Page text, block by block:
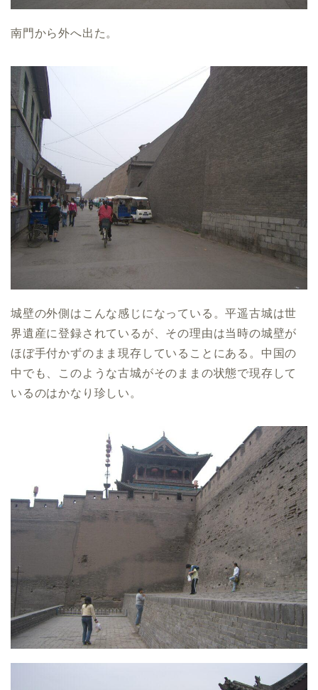
南門から外へ出た。
城壁の外側はこんな感じになっている。平遥古城は世
界遺産に登録されているが、その理由は当時の城壁が
ほぼ手付かずのまま現存していることにある。中国の
中でも、このような古城がそのままの状態で現存して
いるのはかなり珍しい。